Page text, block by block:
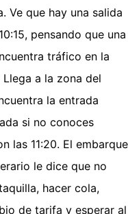
Ve que hay una salida
pensando que una
tráfico en la
a la zona del
la entrada
si no conoces
las 11:20. El embarque
le dice que no
hacer cola,
de tarifa y esperar al